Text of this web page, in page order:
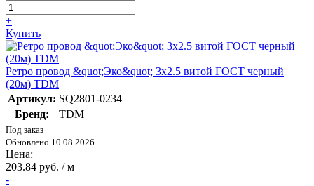
+
Купить
Ретро провод &quot;Эко&quot; 3х2.5 витой ГОСТ черный
(20м) TDM
Артикул: SQ2801-0234
Бренд:
TDM
Под заказ
Обновлено 10.08.2026
Цена:
203.84 руб. / м
-